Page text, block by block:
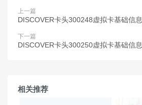
上一篇
DISCOVER卡头300248虚拟卡基础信息
下一篇
DISCOVER卡头300250虚拟卡基础信息
相关推荐